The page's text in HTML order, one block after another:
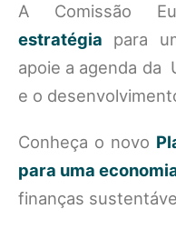
A Comissão
estratégia
para
apoie a agenda da
e o
Conheça o novo
para uma
finanças